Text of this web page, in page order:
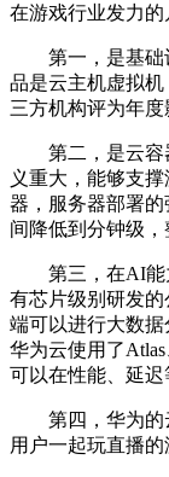
在游戏行业发力的
第一，是基
品是云主机虚拟
三方机构评为年度
第二，是云
义重大，能够支
器，服务器部署
间降低到分钟级，
第三，在AI能
有芯片级别研发
端可以进行大数据
华为云使用了
可以在性能、延迟
第四，华为
用户一起玩直播